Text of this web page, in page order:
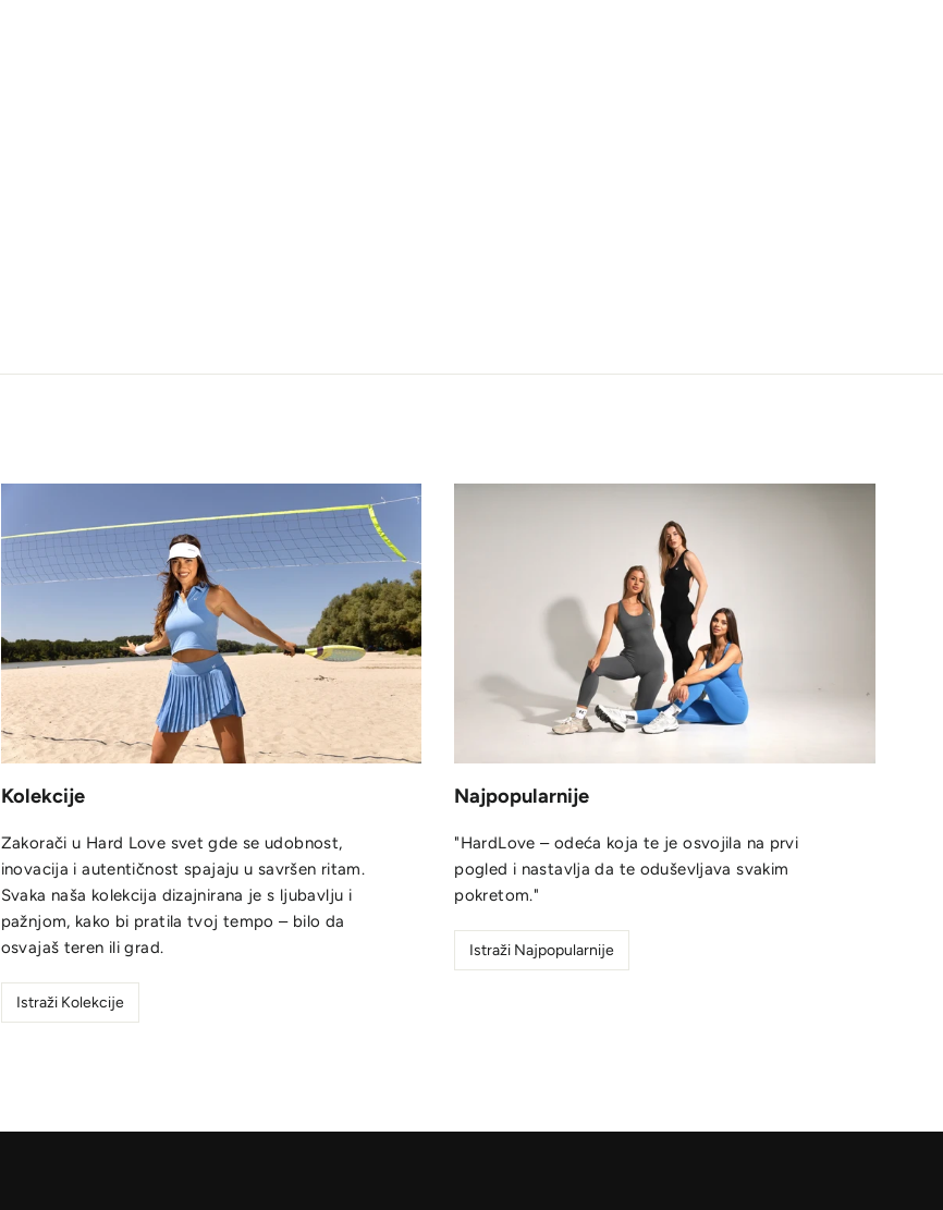
Kolekcije
Zakorači u Hard Love svet gde se udobnost,
inovacija i autentičnost spajaju u savršen ritam.
Svaka naša kolekcija dizajnirana je s ljubavlju i
pažnjom, kako bi pratila tvoj tempo – bilo da
osvajaš teren ili grad.
Istraži Kolekcije
Najpopularnije
"HardLove – odeća koja te je osvojila na prvi
pogled i nastavlja da te oduševljava svakim
pokretom."
Istraži Najpopularnije